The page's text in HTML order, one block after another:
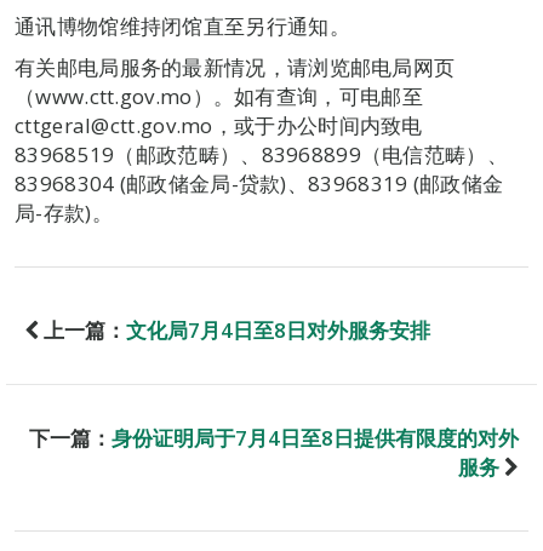
通讯博物馆维持闭馆直至另行通知。
有关邮电局服务的最新情况，请浏览邮电局网页
（www.ctt.gov.mo）。如有查询，可电邮至
cttgeral@ctt.gov.mo，或于办公时间内致电
83968519（邮政范畴）、83968899（电信范畴）、
83968304 (邮政储金局-贷款)、83968319 (邮政储金
局-存款)。
上一篇： 文化局7月4日至8日对外服务安排
下一篇： 身份证明局于7月4日至8日提供有限度的对外
服务